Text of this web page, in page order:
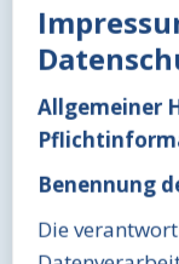
Allgemeiner
Benennung
Die